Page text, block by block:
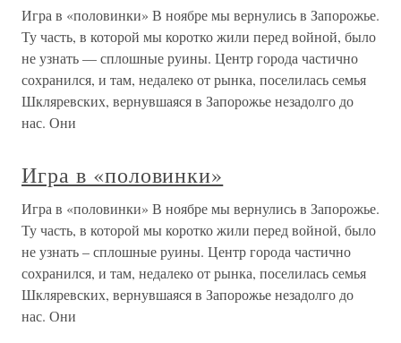
Игра в «половинки» В ноябре мы вернулись в Запорожье.
Ту часть, в которой мы коротко жили перед войной, было
не узнать — сплошные руины. Центр города частично
сохранился, и там, недалеко от рынка, поселилась семья
Шкляревских, вернувшаяся в Запорожье незадолго до
нас. Они
Игра в «половинки»
Игра в «половинки» В ноябре мы вернулись в Запорожье.
Ту часть, в которой мы коротко жили перед войной, было
не узнать – сплошные руины. Центр города частично
сохранился, и там, недалеко от рынка, поселилась семья
Шкляревских, вернувшаяся в Запорожье незадолго до
нас. Они